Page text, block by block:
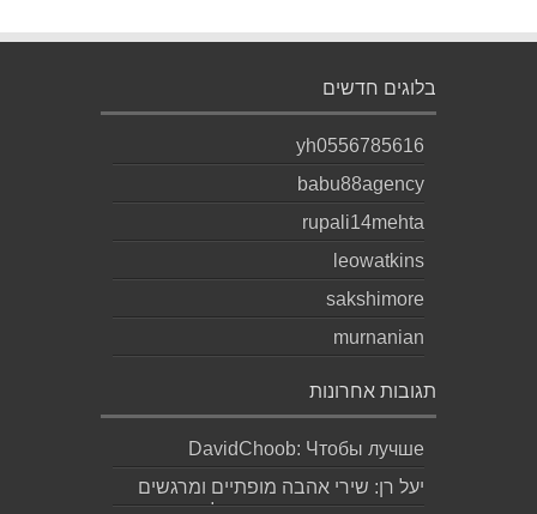
בלוגים חדשים
yh0556785616
babu88agency
rupali14mehta
leowatkins
sakshimore
murnanian
תגובות אחרונות
DavidChoob: Чтобы лучше
понимать расстановку сил перед
матчем, читаю ана...
יעל רן: שירי אהבה מופתיים ומרגשים